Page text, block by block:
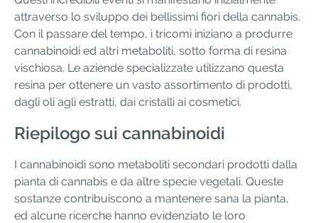
attraverso lo sviluppo dei bellissimi fiori della cannabis.
Con il passare del tempo, i tricomi iniziano a produrre
cannabinoidi ed altri metaboliti, sotto forma di resina
vischiosa. Le aziende specializzate utilizzano questa
resina per ottenere un vasto assortimento di prodotti,
dagli oli agli estratti, dai cristalli ai cosmetici.
Riepilogo sui cannabinoidi
I cannabinoidi sono metaboliti secondari prodotti dalla
pianta di cannabis e da altre specie vegetali. Queste
sostanze contribuiscono a mantenere sana la pianta,
ed alcune ricerche hanno evidenziato le loro